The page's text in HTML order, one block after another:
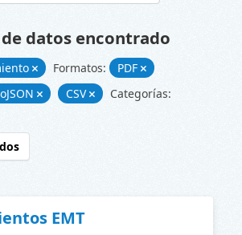
datos encontrado
Formatos:
PDF
CSV
Categorías:
EMT